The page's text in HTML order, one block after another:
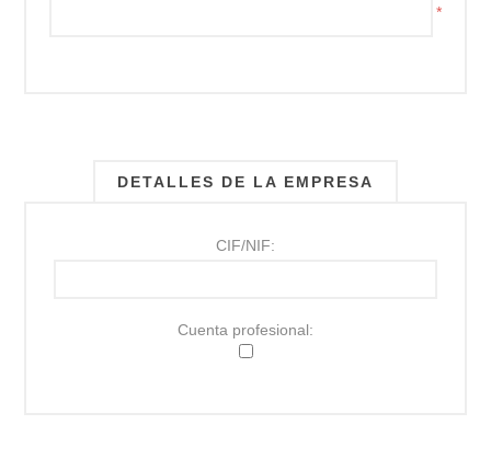
*
DETALLES DE LA EMPRESA
CIF/NIF:
Cuenta profesional: